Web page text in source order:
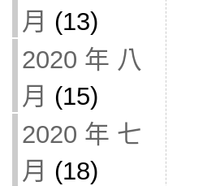
月 (13)
2020 年 八
月 (15)
2020 年 七
月 (18)